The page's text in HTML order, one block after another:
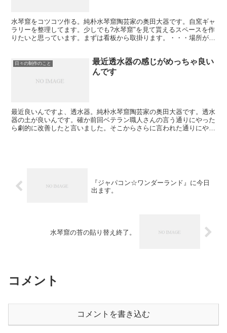
水琴窟をコツコツ作る。純朴水琴窟陶芸家の奥田大器です。自窯ギャ
ラリーを整理してます。少しでも?水琴窟"を見て貰えるスペースを作
りたいと思っています。まずは看板から取掛ります。・・・場所が解
日々の制作のこと
最近透水器の感じがめっちゃ良い
んです
最近良いんですよ、透水器。純朴水琴窟陶芸家の奥田大器です。透水
器の土が良いんです。確か前回ベテラン職人さんの言う通りにやった
ら劇的に改善したと言いました。そこからさらに言われた通りにやっ
『ジャパコン☆ワンダーランド』に今日
出ます。
水琴窟の苔の貼り替え終了。
コメント
コメントを書き込む